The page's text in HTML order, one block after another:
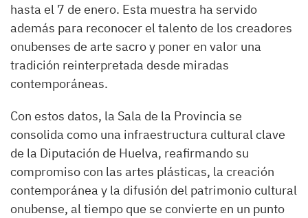
hasta el 7 de enero. Esta muestra ha servido
además para reconocer el talento de los creadores
onubenses de arte sacro y poner en valor una
tradición reinterpretada desde miradas
contemporáneas.
Con estos datos, la Sala de la Provincia se
consolida como una infraestructura cultural clave
de la Diputación de Huelva, reafirmando su
compromiso con las artes plásticas, la creación
contemporánea y la difusión del patrimonio cultural
onubense, al tiempo que se convierte en un punto